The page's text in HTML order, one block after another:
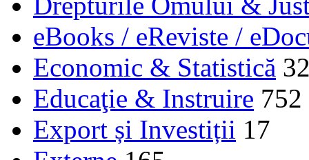
eBooks / eReviste /
Economic & Statistică
Educaţie & Instruire 752
Export și Investiții 17